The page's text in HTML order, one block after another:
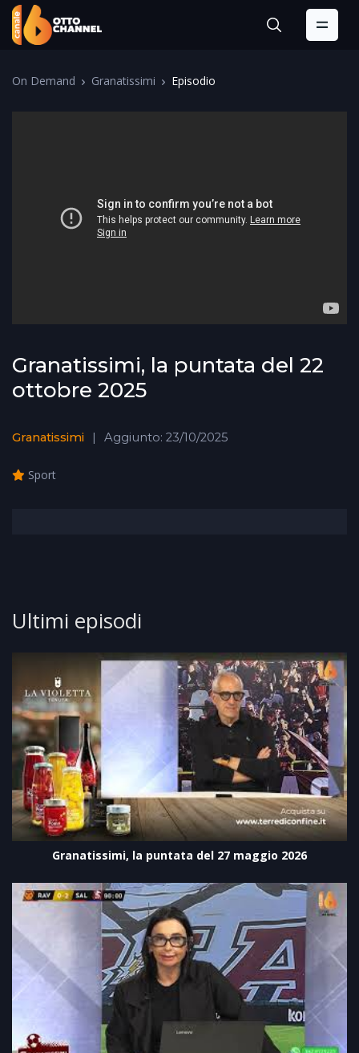
On Demand Granatissimi Episodio
Granatissimi, la puntata del 22
ottobre 2025
Granatissimi Aggiunto: 23/10/2025
Sport
Ultimi episodi
Granatissimi, la puntata del 27 maggio 2026